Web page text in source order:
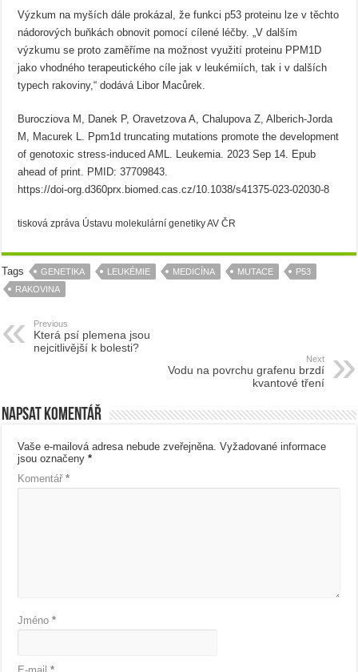
Výzkum na myších dále prokázal, že funkci p53 proteinu lze v těchto
nádorových buňkách obnovit pomocí cílené léčby. „V dalším
výzkumu se proto zaměříme na možnost využití proteinu PPM1D
jako vhodného terapeutického cíle jak v leukémiích, tak i v dalších
typech rakoviny,“ dodává Libor Macůrek.
Burocziova M, Danek P, Oravetzova A, Chalupova Z, Alberich-Jorda
M, Macurek L. Ppm1d truncating mutations promote the development
of genotoxic stress-induced AML. Leukemia. 2023 Sep 14. Epub
ahead of print. PMID: 37709843.
https://doi-org.d360prx.biomed.cas.cz/10.1038/s41375-023-02030-8
tisková zpráva Ústavu molekulární genetiky AV ČR
Tags GENETIKA LEUKÉMIE MEDICÍNA MUTACE
P53
RAKOVINA
Previous
Která psí plemena jsou
nejcitlivější k bolesti?
Next
Vodu na povrchu grafenu brzdí
kvantové tření
Napsat komentář
Vaše e-mailová adresa nebude zveřejněna. Vyžadované informace
jsou označeny*
Komentář*
Jméno*